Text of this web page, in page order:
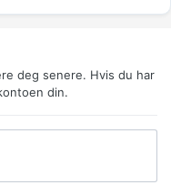
deg senere. Hvis du har
din.